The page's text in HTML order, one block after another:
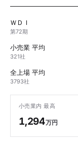
ＷＤＩ
第72期
小売業 平均
321社
全上場 平均
3793社
小売業内 最高
1,294万円